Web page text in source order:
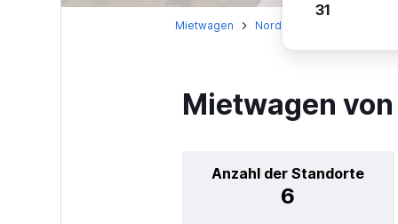
Mietwagen Nordamerika
Mietwagen
Anzahl der Standorte
6
31